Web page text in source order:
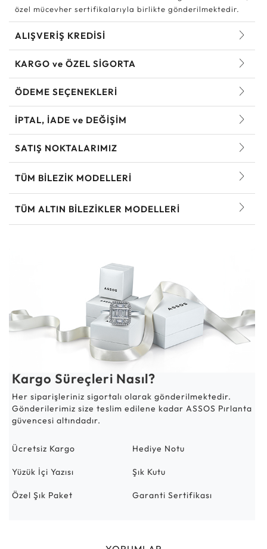
özel mücevher sertifikalarıyla birlikte gönderilmektedir.
ALIŞVERİŞ KREDİSİ
KARGO ve ÖZEL SİGORTA
ÖDEME SEÇENEKLERİ
İPTAL, İADE ve DEĞİŞİM
SATIŞ NOKTALARIMIZ
TÜM BILEZIK MODELLERI
TÜM ALTIN BILEZIKLER MODELLERI
Kargo Süreçleri Nasıl?
Her siparişleriniz sigortalı olarak gönderilmektedir.
Gönderilerimiz size teslim edilene kadar ASSOS Pırlanta
güvencesi altındadır.
Ücretsiz Kargo Hediye Notu
Yüzük İçi Yazısı Şık Kutu
Özel Şık Paket Garanti Sertifikası